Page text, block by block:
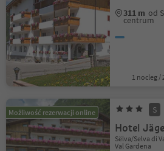
311 m od
centrum
1 nocleg /
Możliwość rezerwacji online S
Hotel
Sëlva/Selva di
Val Gardena